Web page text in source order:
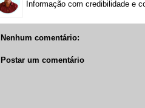
Informação com credibilidade e
Nenhum comentário:
Postar um comentário